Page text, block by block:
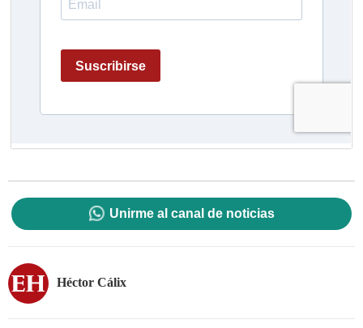
Unirme al canal de noticias
Héctor Cálix